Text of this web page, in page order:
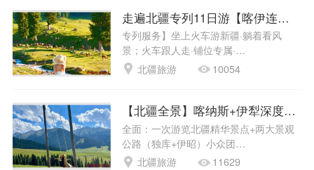
走遍北疆专列11日游【喀伊连线+独
专列服务】坐上火车游新疆·躺着看风
景；火车跟人走·铺位专属·…
北疆旅游
10054
【北疆全景】喀纳斯+伊犁深度18
全面：一次游览北疆精华景点+两大景观
公路（独库+伊昭）小众团…
北疆旅游
11629